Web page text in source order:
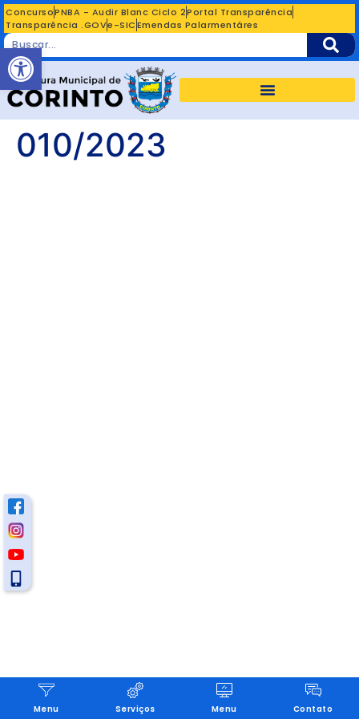
ConcursoPNBA - Audir Blanc Ciclo 2Portal Transparência
Transparência .GOVe-SICEmendas Palarmentáres
010/2023
Menu Serviços Menu Contato
Abrir a barra de ferramentas